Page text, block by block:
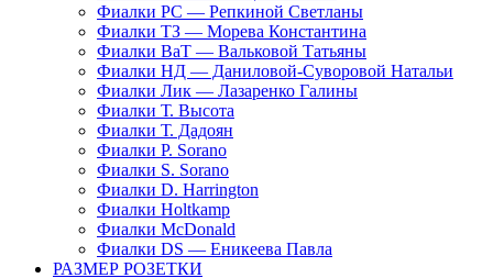
Фиалки РС — Репкиной Светланы
Фиалки ТЗ — Морева Константина
Фиалки ВаТ — Вальковой Татьяны
Фиалки НД — Даниловой-Суворовой Натальи
Фиалки Лик — Лазаренко Галины
Фиалки Т. Высота
Фиалки Т. Дадоян
Фиалки P. Sorano
Фиалки S. Sorano
Фиалки D. Harrington
Фиалки Holtkamp
Фиалки McDonald
Фиалки DS — Еникеева Павла
РАЗМЕР РОЗЕТКИ